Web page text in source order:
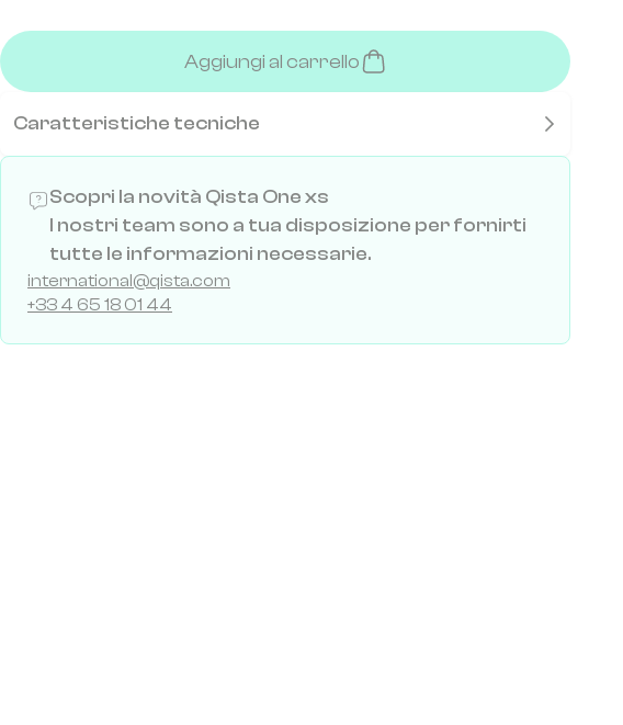
Aggiungi al carrello
Caratteristiche tecniche
Scopri la novità Qista One xs
I nostri team sono a tua disposizione per fornirti
tutte le informazioni necessarie.
international@qista.com
+33 4 65 18 01 44